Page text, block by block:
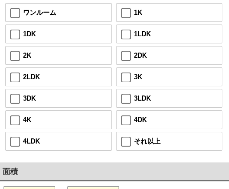
ワンルーム 1K
1DK 1LDK
2K 2DK
2LDK 3K
3DK 3LDK
4K 4DK
4LDK それ以上
面積